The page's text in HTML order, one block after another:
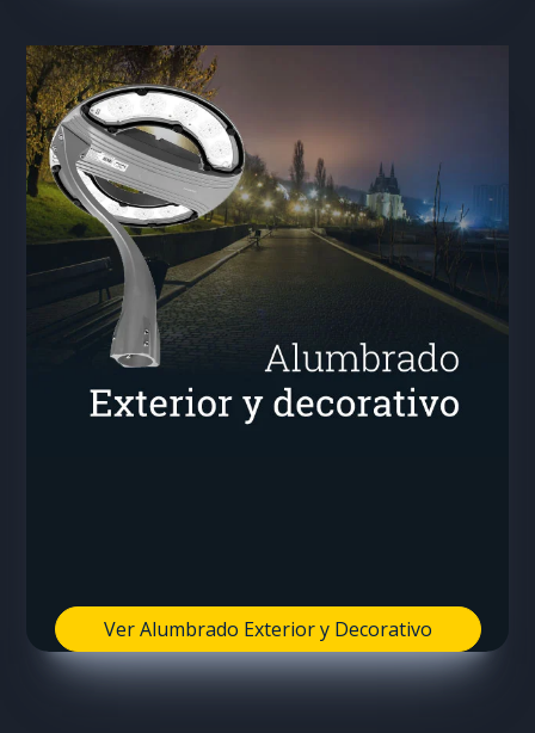
Ver Alumbrado Exterior y Decorativo